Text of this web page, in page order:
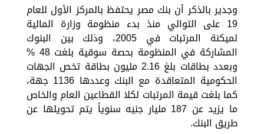
وجدير بالذكر أن بنك مصر يحتفظ بالمركز الأول للعام
19 على التوالي منذ بدء منظومة وزارة المالية
لميكنة المرتبات في 2005، وذلك بين البنوك
المشاركة في المنظومة بحصة سوقية بلغت 48 %
وبعدد بطاقات بلغ 2.16 مليون بطاقة تخص الجهات
الحكومية المتعاقدة مع البنك وعددها 1136 جهة،
كما بلغت قيمة المرتبات لكلا القطاعين العام والخاص
ما يزيد عن 187 مليار جنيه سنوياً يتم تحويلها عن
طريق البنك.